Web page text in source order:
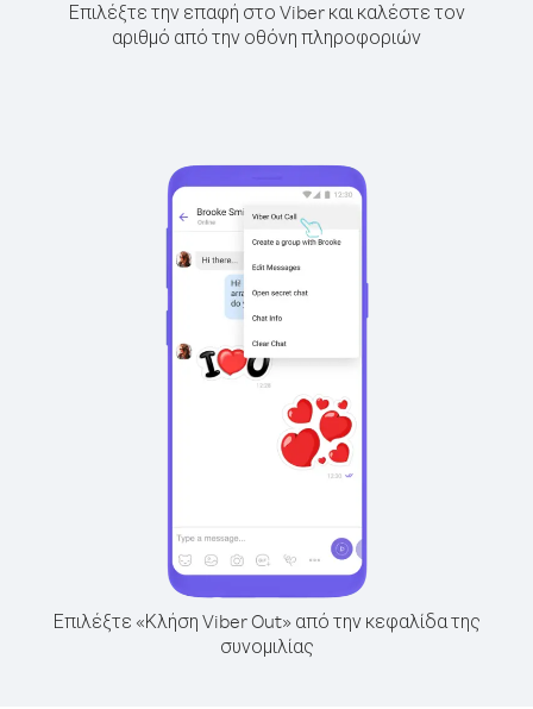
Επιλέξτε την επαφή στο Viber και καλέστε τον
αριθμό από την οθόνη πληροφοριών
Επιλέξτε «Κλήση Viber Out» από την κεφαλίδα της
συνομιλίας